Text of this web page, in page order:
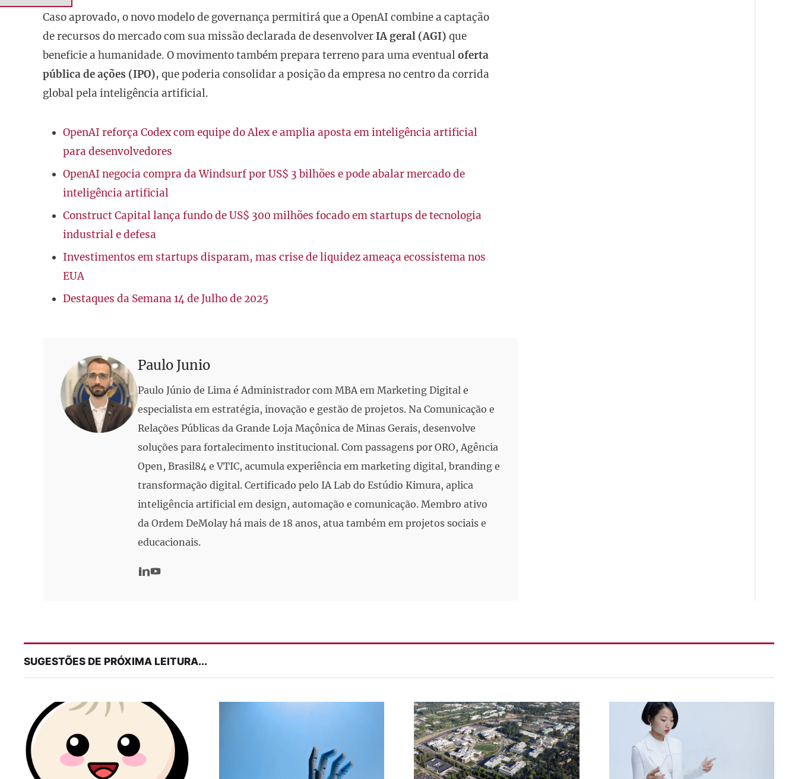
Caso aprovado, o novo modelo de governança permitirá que a OpenAI combine a captação
de recursos do mercado com sua missão declarada de desenvolverIA geral (AGI) que
beneficie a humanidade. O movimento também prepara terreno para uma eventualoferta
pública de ações (IPO), que poderia consolidar a posição da empresa no centro da corrida
global pela inteligência artificial.
OpenAI reforça Codex com equipe do Alex e amplia aposta em inteligência artificial
para desenvolvedores
OpenAI negocia compra da Windsurf por US$ 3 bilhões e pode abalar mercado de
inteligência artificial
Construct Capital lança fundo de US$ 300 milhões focado em startups de tecnologia
industrial e defesa
Investimentos em startups disparam, mas crise de liquidez ameaça ecossistema nos
EUA
Destaques da Semana 14 de Julho de 2025
Paulo Junio
Paulo Júnio de Lima é Administrador com MBA em Marketing Digital e
especialista em estratégia, inovação e gestão de projetos. Na Comunicação e
Relações Públicas da Grande Loja Maçônica de Minas Gerais, desenvolve
soluções para fortalecimento institucional. Com passagens por ORO, Agência
Open, Brasil84 e VTIC, acumula experiência em marketing digital, branding e
transformação digital. Certificado pelo IA Lab do Estúdio Kimura, aplica
inteligência artificial em design, automação e comunicação. Membro ativo
da Ordem DeMolay há mais de 18 anos, atua também em projetos sociais e
educacionais.
SUGESTÕES DE PRÓXIMA LEITURA...